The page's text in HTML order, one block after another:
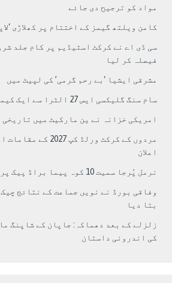
مواد کو ترجیح دی جائے
کامن ویلتھ گیمز کے اختتام پر کھلاڑی
سی ڈی اے نے کرکٹ اسٹیڈیم پر کام جلد
فیصلہ کر لیا
مشرقی ایشیا ‘بے رحم گرمی’ کی لپیٹ میں
سام سنگ گلیکسی ایس 27 الٹرا سے ایک کیمرا ہٹا دے گا.
امریکی خزانہ نے ین مارکیٹ میں تاریخی
مردوں کے کرکٹ ورلڈ کپ
اعلان
نرمل پُرجا سمیت 10 کوہ پیما براڈ پیک پر لاپتہ
وفاقی بورڈ نے نویں جماعت کے نتائج چیک
بتا دیا
زلزلے کے بعد دھماکہ: جاپان کے شاپنگ
کی اندرونی داستان